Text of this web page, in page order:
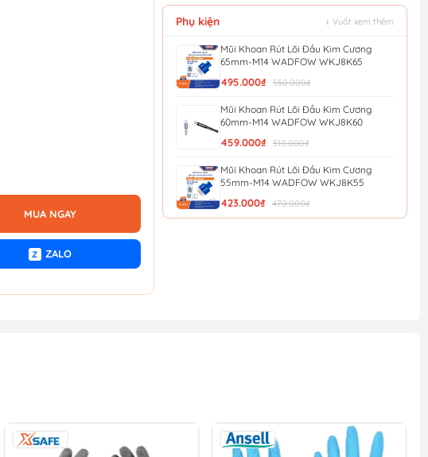
MUA NGAY
Z ZALO
Phụ kiện ↕ Vuốt xem thêm
Mũi Khoan Rút Lõi Đầu Kim Cương
65mm-M14 WADFOW WKJ8K65
495.000₫ 550.000₫
Mũi Khoan Rút Lõi Đầu Kim Cương
60mm-M14 WADFOW WKJ8K60
459.000₫ 510.000₫
Mũi Khoan Rút Lõi Đầu Kim Cương
55mm-M14 WADFOW WKJ8K55
423.000₫ 470.000₫